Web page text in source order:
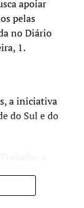
MAIO
na
apoiar
pelas
no Diário
1.
a iniciativa
do Sul e do
na
Cerca